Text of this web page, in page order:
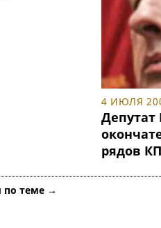
4 ИЮЛЯ
рядов
по теме →